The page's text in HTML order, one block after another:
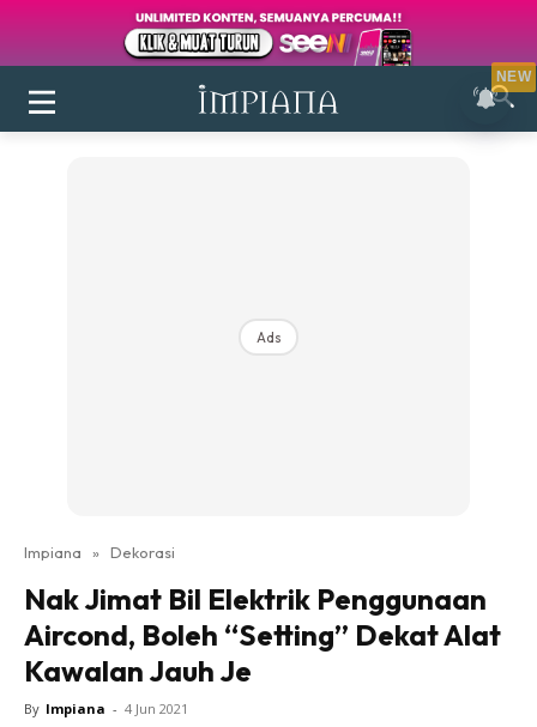
Login|Register
Ruang Makan
Ruang Tamu
Direktori
Interior Design
Ads
Impiana » Dekorasi
Nak Jimat Bil Elektrik Penggunaan
Aircond, Boleh “Setting” Dekat Alat
Kawalan Jauh Je
By Impiana - 4 Jun 2021
NEW